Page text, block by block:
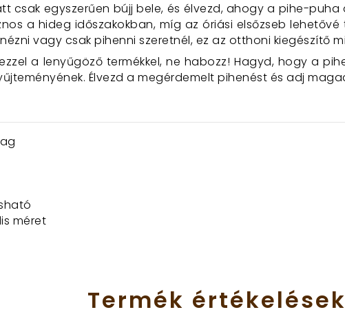
csak egyszerűen bújj bele, és élvezd, ahogy a pihe-
a hideg időszakokban, míg az óriási elsőzseb
vagy csak pihenni szeretnél, ez az otthoni kiegészítő
a lenyűgöző termékkel, ne habozz! Hagyd, hogy a
Élvezd a megérdemelt pihenést és adj
méret
Termék értékelések